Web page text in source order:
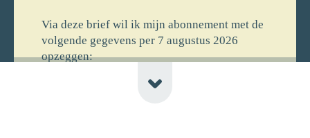
Via deze brief wil ik mijn abonnement met de
volgende gegevens per 7 augustus 2026
opzeggen:
[voornaam] [achternaam]